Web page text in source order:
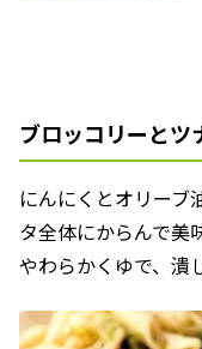
ブロッコリーとツ
にんにくとオリーブ
タ全体にからんで
やわらかくゆで、潰